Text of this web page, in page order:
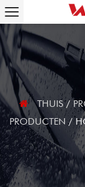
THUIS/
PRODUCTEN/